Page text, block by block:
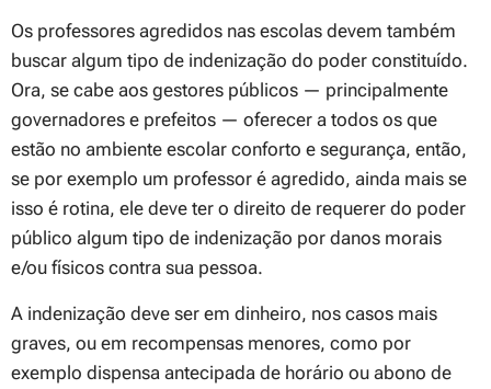
Os professores agredidos nas escolas devem também
buscar algum tipo de indenização do poder constituído.
Ora, se cabe aos gestores públicos — principalmente
governadores e prefeitos — oferecer a todos os que
estão no ambiente escolar conforto e segurança, então,
se por exemplo um professor é agredido, ainda mais se
isso é rotina, ele deve ter o direito de requerer do poder
público algum tipo de indenização por danos morais
e/ou físicos contra sua pessoa.
A indenização deve ser em dinheiro, nos casos mais
graves, ou em recompensas menores, como por
exemplo dispensa antecipada de horário ou abono de